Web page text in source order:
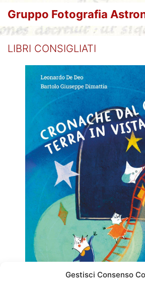
Gestisci Consenso
Gruppo Fotografia
LIBRI CONSIGLIATI